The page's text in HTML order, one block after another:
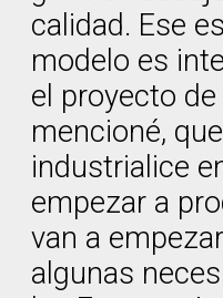
calidad. Ese
modelo es
el proyecto de
mencioné,
industrialice
empezar a
van a
algunas